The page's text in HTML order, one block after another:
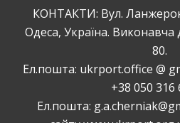
КОНТАКТИ: Вул.
Одеса, Україна. Виконавча
80.
Ел.пошта: ukrport.office @
+38 050 316
Ел.пошта: